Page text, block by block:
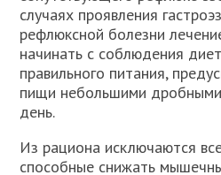
случаях проявления
рефлюксной болезни
начинать с соблюдения
правильного питания,
пищи небольшими
день.
Из рациона исключаются
способные снижать